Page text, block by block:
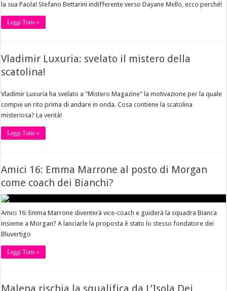
la sua Paola! Stefano Bettarini indifferente verso Dayane Mello, ecco perché!
Leggi Tutto »
Vladimir Luxuria: svelato il mistero della
scatolina!
Vladimir Luxuria ha svelato a "Mistero Magazine" la motivazione per la quale
compie un rito prima di andare in onda. Cosa contiene la scatolina
misteriosa? La verità!
Leggi Tutto »
Amici 16: Emma Marrone al posto di Morgan
come coach dei Bianchi?
Amici 16: Emma Marrone diventerà vice-coach e guiderà la squadra Bianca
insieme a Morgan? A lanciarle la proposta è stato lo stesso fondatore dei
Bluvertigo
Leggi Tutto »
Malena rischia la squalifica da L’Isola Dei